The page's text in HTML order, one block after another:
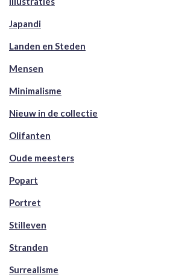
Japandi
Landen en Steden
Mensen
Minimalisme
Nieuw in de collectie
Olifanten
Oude meesters
Popart
Portret
Stilleven
Stranden
Surrealisme